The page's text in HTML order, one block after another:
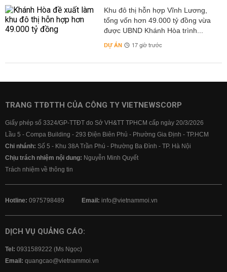
Khu đô thị hỗn hợp Vĩnh Lương,
tổng vốn hơn 49.000 tỷ đồng vừa
được UBND Khánh Hòa trình...
DỰ ÁN 17 giờ trước
TRANG TTĐTTH CỦA CÔNG TY VIETNEWSCORP
Giấy phép số 3324/GP-TTĐT do Sở VH&TT TPHCM cấp ngày 20/3/2026
Lầu 5 - Compa Building - 293 Điện Biên Phủ - Phường Gia Định - TP.HCM
Chi nhánh: Số 5 - Khu 38A Trần Phú - Phường Ba Đình - TP. Hà Nội
Chịu trách nhiệm nội dung: Nguyễn Minh Quyết
Trách nhiệm về thông tin
Hotline: 0975798489 Email: info@vietnammoi.vn
DỊCH VỤ QUẢNG CÁO:
Tel: 0931589222 (Ms Ngọc)
Email: quangcao@vietnammoi.vn